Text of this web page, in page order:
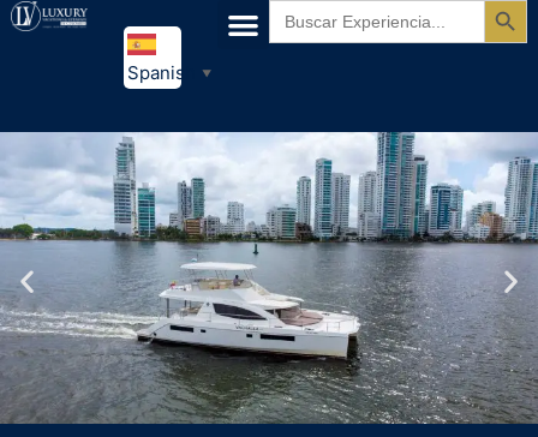
Spanish ▼
Buscar: